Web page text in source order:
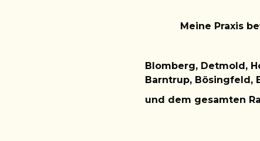
Meine Praxis
Blomberg, Detmold,
Barntrup, Bösingfeld,
und dem gesamten